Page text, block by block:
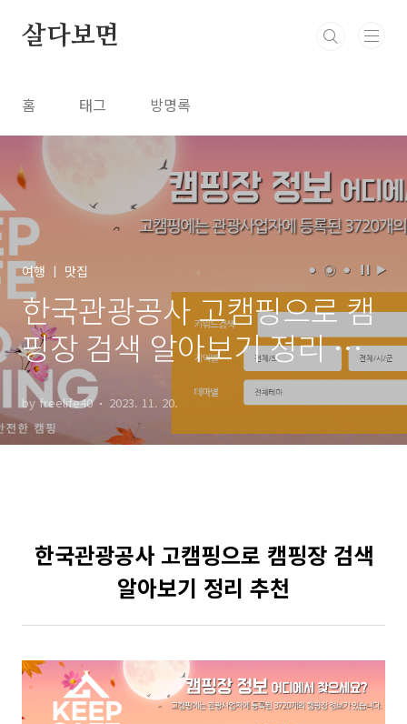
살다보면
홈 태그 방명록
여행 ㅣ 맛집
한국관광공사 고캠핑으로 캠
핑장 검색 알아보기 정리 추
천
by freelife40 2023. 11. 20.
한국관광공사 고캠핑으로 캠핑장 검색
알아보기 정리 추천